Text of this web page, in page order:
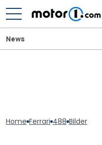
News
Home Ferrari 488 Bilder